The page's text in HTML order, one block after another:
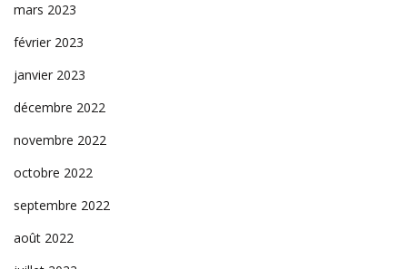
mars 2023
février 2023
janvier 2023
décembre 2022
novembre 2022
octobre 2022
septembre 2022
août 2022